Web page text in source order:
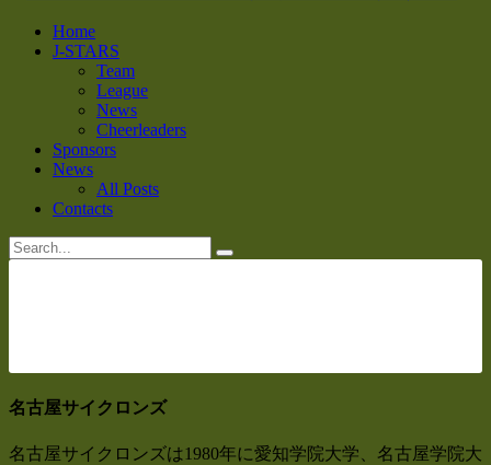
Home
J-STARS
Team
League
News
Cheerleaders
Sponsors
News
All Posts
Contacts
名古屋サイクロンズ
名古屋サイクロンズは1980年に愛知学院大学、名古屋学院大